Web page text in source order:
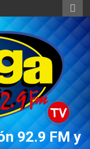
92.9 FM y